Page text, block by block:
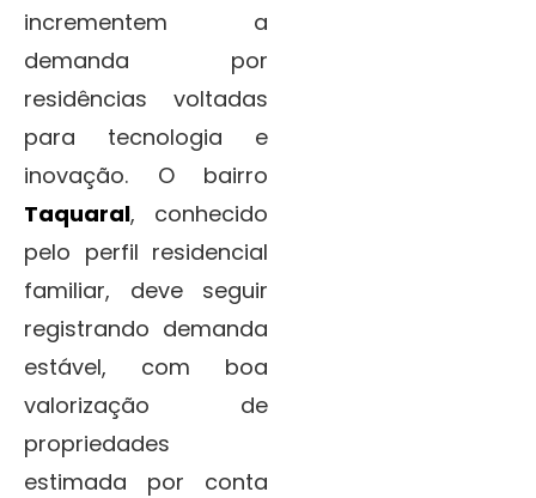
incrementem a
demanda por
residências voltadas
para tecnologia e
inovação. O bairro
Taquaral, conhecido
pelo perfil residencial
familiar, deve seguir
registrando demanda
estável, com boa
valorização de
propriedades
estimada por conta